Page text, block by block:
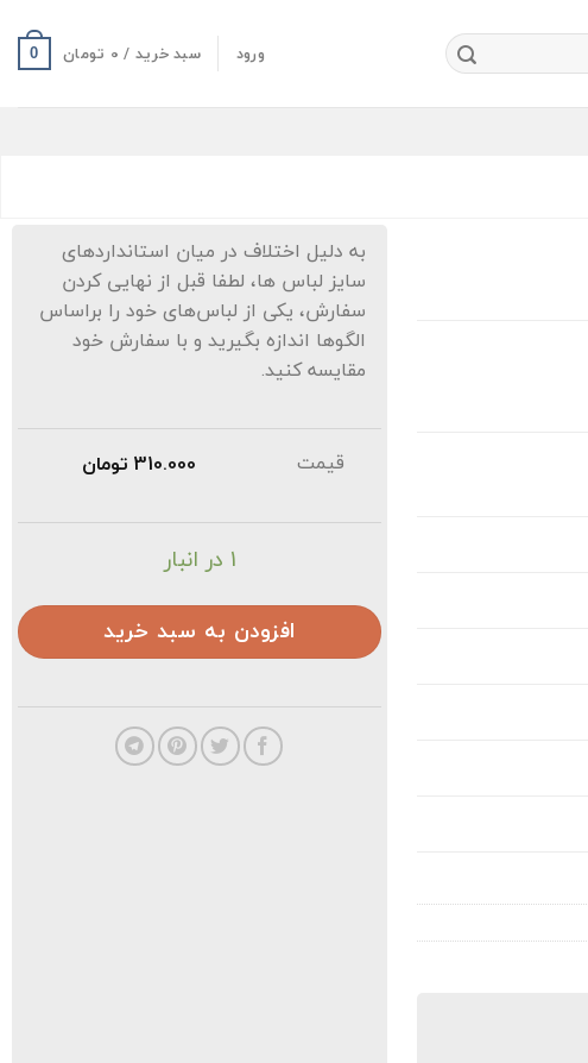
ورود سبد خرید / 0 تومان 0
به دلیل اختلاف در میان استانداردهای
سایز لباس ها، لطفا قبل از نهایی کردن
سفارش، یکی از لباس‌های خود را براساس
الگوها اندازه بگیرید و با سفارش خود
مقایسه کنید.
قیمت 310.000 تومان
1 در انبار
افزودن به سبد خرید